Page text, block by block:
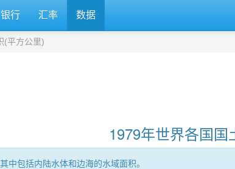
银行 汇率 数据
(平方公里)
1979年世界各国
中包括内陆水体和边海的水域面积。